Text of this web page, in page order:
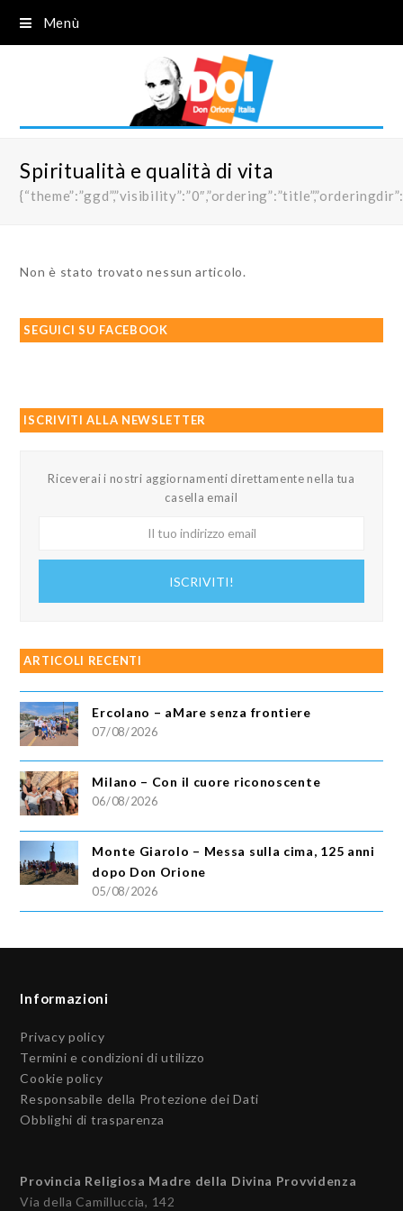
Menù
Spiritualità e qualità di vita
Non è stato trovato nessun articolo.
SEGUICI SU FACEBOOK
ISCRIVITI ALLA NEWSLETTER
Riceverai i nostri aggiornamenti direttamente nella tua
casella email
ISCRIVITI!
ARTICOLI RECENTI
Ercolano – aMare senza frontiere
07/08/2026
Milano – Con il cuore riconoscente
06/08/2026
Monte Giarolo – Messa sulla cima, 125 anni
dopo Don Orione
05/08/2026
Informazioni
Privacy policy
Termini e condizioni di utilizzo
Cookie policy
Responsabile della Protezione dei Dati
Obblighi di trasparenza
Provincia Religiosa Madre della Divina Provvidenza
Via della Camilluccia, 142